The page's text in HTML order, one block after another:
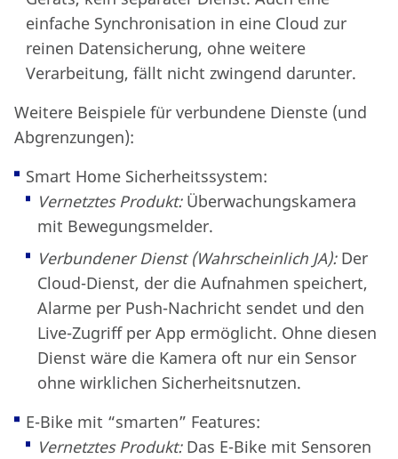
einfache Synchronisation in eine Cloud zur
reinen Datensicherung, ohne weitere
Verarbeitung, fällt nicht zwingend darunter.
Weitere Beispiele für verbundene Dienste (und
Abgrenzungen):
Smart Home Sicherheitssystem:
Vernetztes Produkt:Überwachungskamera
mit Bewegungsmelder.
Verbundener Dienst (Wahrscheinlich JA):Der
Cloud-Dienst, der die Aufnahmen speichert,
Alarme per Push-Nachricht sendet und den
Live-Zugriff per App ermöglicht. Ohne diesen
Dienst wäre die Kamera oft nur ein Sensor
ohne wirklichen Sicherheitsnutzen.
E-Bike mit “smarten” Features:
Vernetztes Produkt:Das E-Bike mit Sensoren